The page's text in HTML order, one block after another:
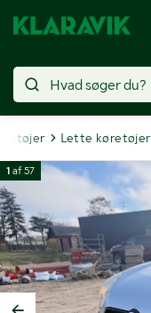
Lette køretøjer
1 af57